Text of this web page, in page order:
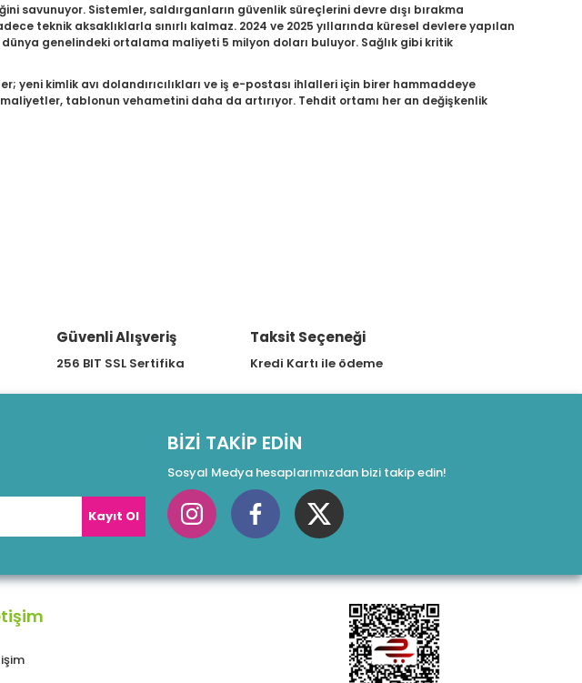
savunuyor. Sistemler, saldırganların güvenlik süreçlerini devre dışı bırakma
teknik aksaklıklarla sınırlı kalmaz. 2024 ve 2025 yıllarında küresel devlere yapılan
genelindeki ortalama maliyeti 5 milyon doları buluyor. Sağlık gibi kritik
yeni kimlik avı dolandırıcılıkları ve iş e-postası ihlalleri için birer hammaddeye
tablonun vehametini daha da artırıyor. Tehdit ortamı her an değişkenlik
Güvenli Alışveriş
256 BIT SSL Sertifika
Taksit Seçeneği
Kredi Kartı ile ödeme
Kayıt Ol
BİZİ TAKİP EDİN
Sosyal Medya hesaplarımızdan bizi takip edin!